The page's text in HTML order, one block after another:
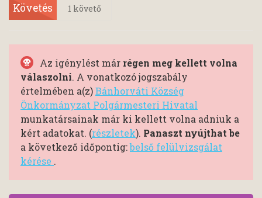
Követés 1 követő
Az igénylést már régen meg kellett volna
válaszolni. A vonatkozó jogszabály
értelmében a(z)Bánhorváti Község
Önkormányzat Polgármesteri Hivatal
munkatársainak már ki kellett volna adniuk a
kért adatokat. (részletek). Panaszt nyújthat be
a következő időpontig:belső felülvizsgálat
kérése .